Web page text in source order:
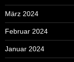
März 2024
Februar 2024
Januar 2024